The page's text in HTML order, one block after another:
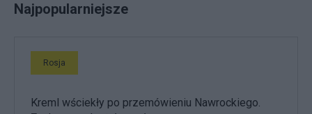
Najpopularniejsze
Rosja
Kreml wściekły po przemówieniu Nawrockiego.